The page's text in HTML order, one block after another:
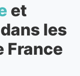
et
dans les
France